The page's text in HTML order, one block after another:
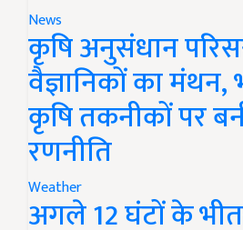
News
कृषि अनुसंधान
वैज्ञानिकों का मंथन,
कृषि तकनीकों पर
रणनीति
Weather
अगले 12 घंटों के